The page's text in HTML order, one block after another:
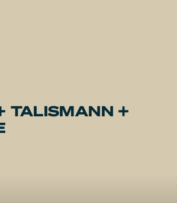
TALISMANN +